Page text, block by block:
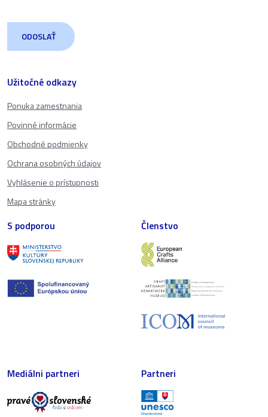
Užitočné odkazy
Ponuka zamestnania
Povinné informácie
Obchodné podmienky
Ochrana osobných údajov
Vyhlásenie o prístupnosti
Mapa stránky
S podporou Členstvo
Mediálni partneri Partneri